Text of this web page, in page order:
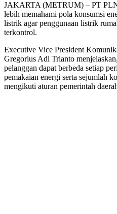
JAKARTA (METRUM) – PT PLN
lebih memahami pola konsumsi
listrik agar penggunaan listrik
terkontrol.
Executive Vice President
Gregorius Adi Trianto
pelanggan dapat berbeda setiap
pemakaian energi serta sejumlah
mengikuti aturan pemerintah